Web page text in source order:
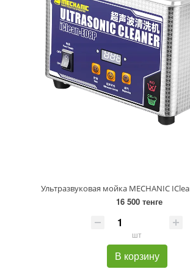
Ультразвуковая мойка MECHANIC
16 500 тенге
шт
В корзину